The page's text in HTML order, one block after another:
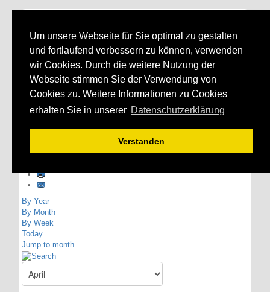
Um unsere Webseite für Sie optimal zu gestalten
und fortlaufend verbessern zu können, verwenden
wir Cookies. Durch die weitere Nutzung der
Webseite stimmen Sie der Verwendung von
Cookies zu. Weitere Informationen zu Cookies
erhalten Sie in unserer Datenschutzerklärung
Verstanden
MIT Breisgau-
Hochschwarzwald
By Year
By Month
By Week
Today
Jump to month